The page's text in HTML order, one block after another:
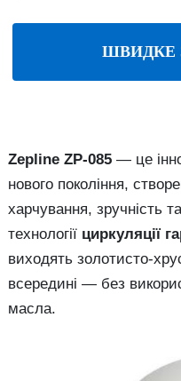
ШВИДКЕ
Zepline ZP-085 — це
нового покоління,
харчування, зручність
технології циркуляції
виходять золотисто-
всередині — без
масла.